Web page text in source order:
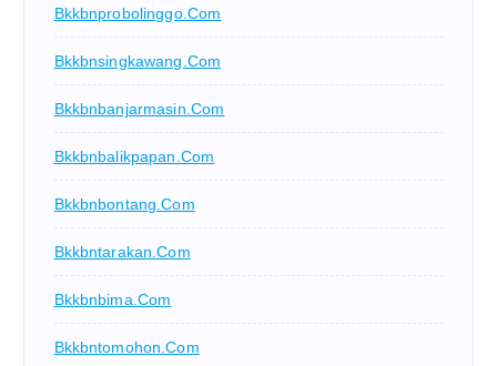
Bkkbnprobolinggo.com
Bkkbnsingkawang.com
Bkkbnbanjarmasin.com
Bkkbnbalikpapan.com
Bkkbnbontang.com
Bkkbntarakan.com
Bkkbnbima.com
Bkkbntomohon.com